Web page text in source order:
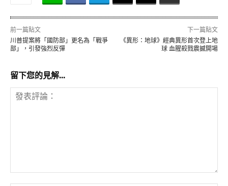
前一篇貼文
川普提案將「國防部」更名為「戰爭
部」，引發強烈反彈
下一篇貼文
《異形：地球》經典異形首次登上地
球 血腥殺戮震撼開場
留下您的見解...